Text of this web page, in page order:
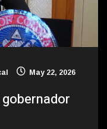
May 22, 2026